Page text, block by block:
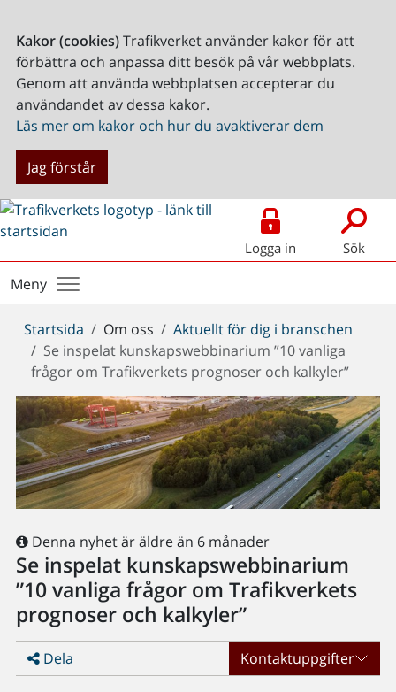
Kakor (cookies)Trafikverket använder kakor för att
förbättra och anpassa ditt besök på vår webbplats.
Genom att använda webbplatsen accepterar du
användandet av dessa kakor.
Läs mer om kakor och hur du avaktiverar dem
Jag förstår
Logga in Sök
Meny
Du
är
här:
Startsida Om oss
Aktuellt för dig i branschen
Se inspelat kunskapswebbinarium ”10 vanliga
frågor om Trafikverkets prognoser och kalkyler”
Denna nyhet är äldre än 6 månader
Se inspelat kunskapswebbinarium
”10 vanliga frågor om Trafikverkets
prognoser och kalkyler”
Dela Kontaktuppgifter